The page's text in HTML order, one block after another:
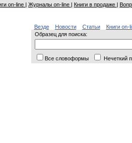
on-line | Журналы on-line | Книги в продаже |
Везде Новости Статьи
Книги on-
Образец для поиска:
Все словоформы Нечеткий